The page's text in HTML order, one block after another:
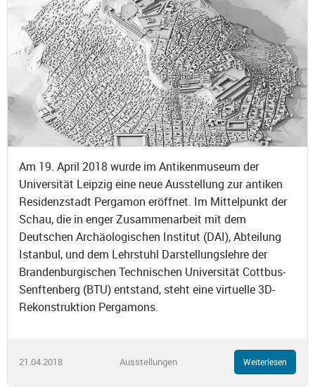
Am 19. April 2018 wurde im Antikenmuseum der
Universität Leipzig eine neue Ausstellung zur antiken
Residenzstadt Pergamon eröffnet. Im Mittelpunkt der
Schau, die in enger Zusammenarbeit mit dem
Deutschen Archäologischen Institut (DAI), Abteilung
Istanbul, und dem Lehrstuhl Darstellungslehre der
Brandenburgischen Technischen Universität Cottbus-
Senftenberg (BTU) entstand, steht eine virtuelle 3D-
Rekonstruktion Pergamons.
21.04.2018 Ausstellungen Weiterlesen